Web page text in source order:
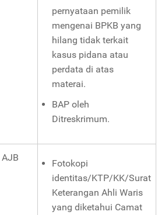
pernyataan pemilik
mengenai BPKB yang
hilang tidak terkait
kasus pidana atau
perdata di atas
materai.
BAP oleh
Ditreskrimum.
Fotokopi
identitas/KTP/KK/Surat
Keterangan Ahli Waris
yang diketahui Camat